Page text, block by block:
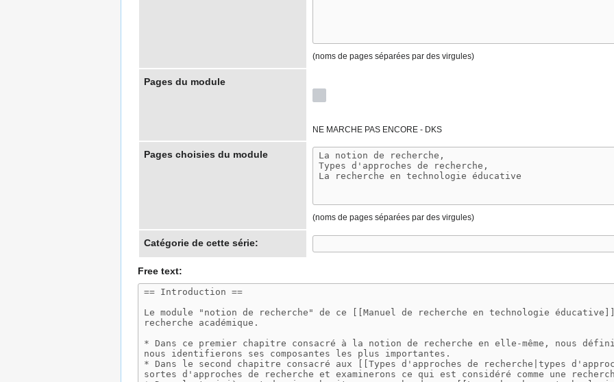
(noms de pages séparées par des virgules)
Pages du module
NE MARCHE PAS ENCORE - DKS
Pages choisies du module
(noms de pages séparées par des virgules)
Catégorie de cette série:
Free text: